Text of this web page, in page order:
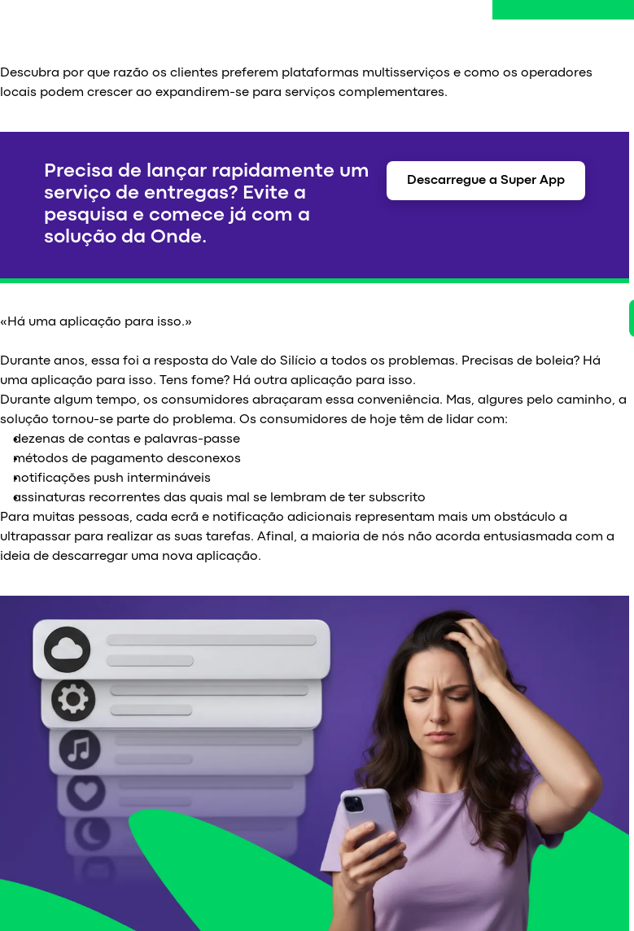
Descubra por que razão os clientes preferem plataformas multisserviços e como os operadores
locais podem crescer ao expandirem-se para serviços complementares.
Precisa de lançar rapidamente um
serviço de entregas? Evite a
pesquisa e comece já com a
solução da Onde.
Descarregue a Super App
«Há uma aplicação para isso.»
Durante anos, essa foi a resposta do Vale do Silício a todos os problemas. Precisas de boleia? Há
uma aplicação para isso. Tens fome? Há outra aplicação para isso.
Durante algum tempo, os consumidores abraçaram essa conveniência. Mas, algures pelo caminho, a
solução tornou-se parte do problema. Os consumidores de hoje têm de lidar com:
dezenas de contas e palavras-passe
métodos de pagamento desconexos
notificações push intermináveis
assinaturas recorrentes das quais mal se lembram de ter subscrito
Para muitas pessoas, cada ecrã e notificação adicionais representam mais um obstáculo a
ultrapassar para realizar as suas tarefas. Afinal, a maioria de nós não acorda entusiasmada com a
ideia de descarregar uma nova aplicação.